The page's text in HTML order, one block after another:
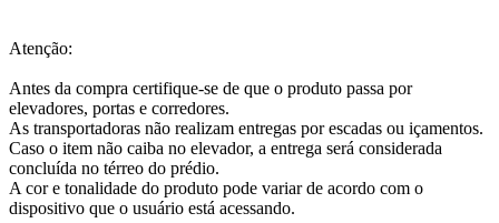
Atenção:
Antes da compra certifique-se de que o produto passa por
elevadores, portas e corredores.
As transportadoras não realizam entregas por escadas ou içamentos.
Caso o item não caiba no elevador, a entrega será considerada
concluída no térreo do prédio.
A cor e tonalidade do produto pode variar de acordo com o
dispositivo que o usuário está acessando.